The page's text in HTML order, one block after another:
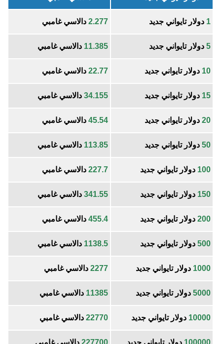
1 دولار تايواني جديد 2.277 دالاسي غامبي
5 دولار تايواني جديد 11.385 دالاسي غامبي
10 دولار تايواني جديد 22.77 دالاسي غامبي
15 دولار تايواني جديد 34.155 دالاسي غامبي
20 دولار تايواني جديد 45.54 دالاسي غامبي
50 دولار تايواني جديد 113.85 دالاسي غامبي
100 دولار تايواني جديد 227.7 دالاسي غامبي
150 دولار تايواني جديد 341.55 دالاسي غامبي
200 دولار تايواني جديد 455.4 دالاسي غامبي
500 دولار تايواني جديد 1138.5 دالاسي غامبي
1000 دولار تايواني جديد 2277 دالاسي غامبي
5000 دولار تايواني جديد 11385 دالاسي غامبي
10000 دولار تايواني جديد 22770 دالاسي غامبي
100000 دولار تايواني جديد 227700 دالاسي غامبي